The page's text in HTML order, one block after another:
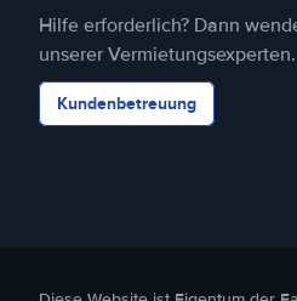
Hilfe erforderlich? Dann
unserer Vermietungsexperten.
Kundenbetreuung